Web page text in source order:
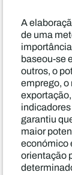
A
de uma
baseou-se
outros, o
emprego,
garantiu
maior
económico
orientação